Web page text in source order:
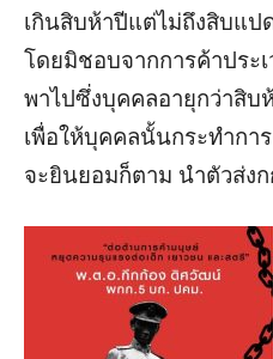
เกินสิบห้าปีแต่ไม่ถึงสิบแป
โดยมิชอบจากการค้าประ
พาไปซึ่งบุคคลอายุกว่าสิบ
เพื่อให้บุคคลนั้นกระทำก
จะยินยอมก็ตาม นำตัวส่ง